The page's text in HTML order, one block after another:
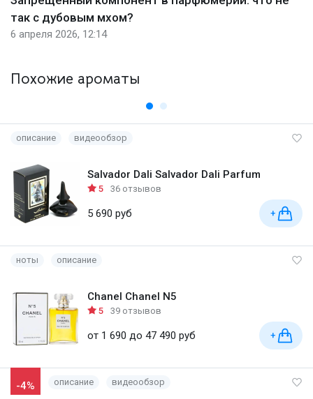
так с дубовым мхом?
6 апреля 2026, 12:14
Похожие ароматы
описание видеообзор
Salvador Dali Salvador Dali Parfum
5 36 отзывов
5 690 руб +
ноты описание
Chanel Chanel N5
5 39 отзывов
от 1 690 до 47 490 руб +
-4% описание видеообзор